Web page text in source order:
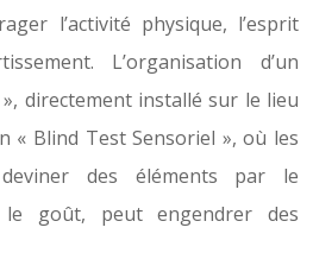
l’activité physique, l’esprit
L’organisation d’un
», directement installé sur le lieu
« Blind Test Sensoriel », où les
des éléments par le
le goût, peut engendrer des